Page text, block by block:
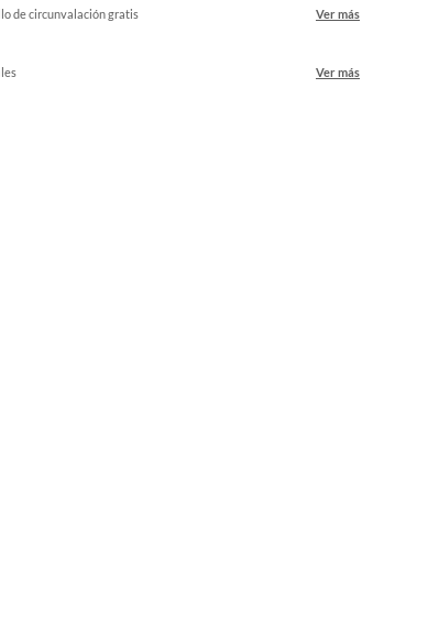
de circunvalación gratis Ver más
Ver más